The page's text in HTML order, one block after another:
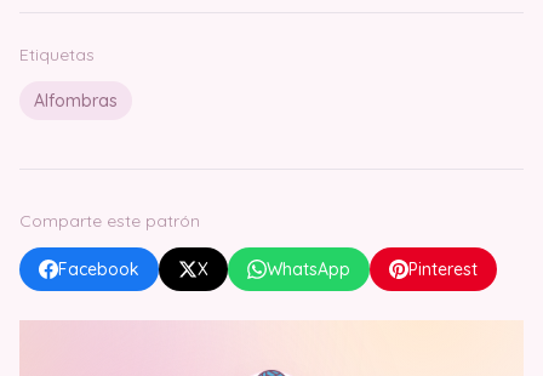
Etiquetas
Alfombras
Comparte este patrón
Facebook X WhatsApp Pinterest